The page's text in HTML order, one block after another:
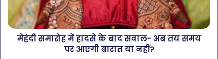
मेहंदी समारोह में हादसे के बाद सवाल- अब तय समय
पर आएगी बारात या नहीं?